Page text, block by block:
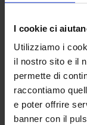
I cookie ci
Utilizziamo i
il nostro sito e il
permette di
raccontiamo
e poter offrire
banner con il
Sostenere e
Source è
futuro più
conoscenza
accessibili a